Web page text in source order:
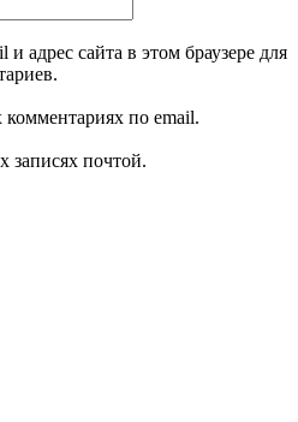
адрес сайта в этом браузере для
по email.
записях почтой.